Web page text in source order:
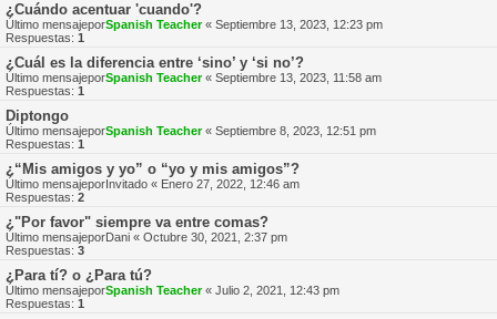
¿Cuándo acentuar 'cuando'?
Último mensajeporSpanish Teacher« Septiembre 13, 2023, 12:23 pm
Respuestas: 1
¿Cuál es la diferencia entre ‘sino’ y ‘si no’?
Último mensajeporSpanish Teacher« Septiembre 13, 2023, 11:58 am
Respuestas: 1
Diptongo
Último mensajeporSpanish Teacher« Septiembre 8, 2023, 12:51 pm
Respuestas: 1
¿“Mis amigos y yo” o “yo y mis amigos”?
Último mensajeporInvitado « Enero 27, 2022, 12:46 am
Respuestas: 2
¿"Por favor" siempre va entre comas?
Último mensajeporDani « Octubre 30, 2021, 2:37 pm
Respuestas: 3
¿Para tí? o ¿Para tú?
Último mensajeporSpanish Teacher« Julio 2, 2021, 12:43 pm
Respuestas: 1